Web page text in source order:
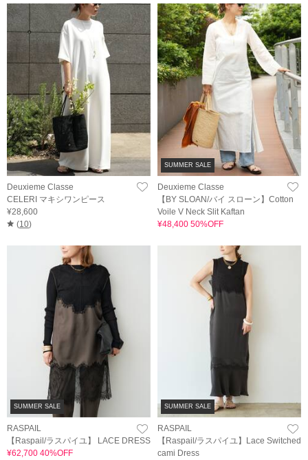
Deuxieme Classe
CELERI マキシワンピース
¥28,600
(10)
SUMMER SALE
Deuxieme Classe
【BY SLOAN/バイ スローン】Cotton
Voile V Neck Slit Kaftan
¥48,400 50%OFF
SUMMER SALE
RASPAIL
【Raspail/ラスパイユ】 LACE DRESS
¥62,700 40%OFF
SUMMER SALE
RASPAIL
【Raspail/ラスパイユ】Lace Switched
cami Dress